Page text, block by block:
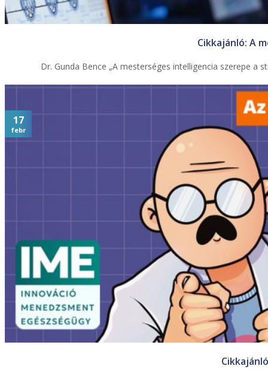
Cikkajánló: A
Dr. Gunda Bence „A mesterséges intelligencia szerepe a
17
febr